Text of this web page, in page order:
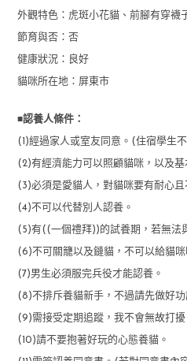
外觀特色：虎斑小花貓、前腳有穿襪
節育與否：否
健康狀況：良好
貓咪所在地：屏東市
■認養人條件：
(1)經過家人或室友同意。(住宿學生
(2)有經濟能力可以照顧貓咪，以及基
(3)必須是愛貓人，對貓咪要有耐心且
(4)不可以代替別人認養。
(5)有((一個禮拜))的試養期，若無法
(6)不可關籠以及鏈貓，不可以給貓咪
(7)男生必須服完兵役才能認養。
(8)不排斥養貓新手，不過請先做好功
(9)需接受定期追蹤，我不會無故打擾
(10)請不要抱著好玩的心態養貓。